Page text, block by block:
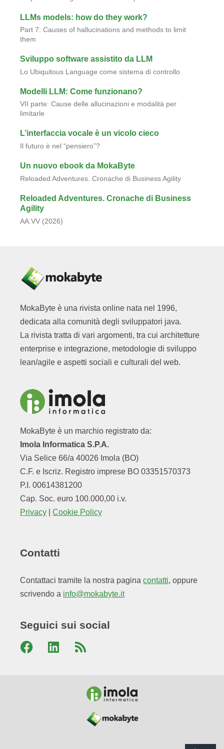
LLMs models: how do they work?
Part 7: Causes of hallucinations and methods to limit
them
Sviluppo software assistito da LLM
Lo Ubiquitous Language come sistema di controllo
Modelli LLM: Come funzionano?
VII parte: Cause delle allucinazioni e modalità per
limitarle
L’interfaccia vocale è un vicolo cieco
Il futuro è nel “pensiero”?
Un nuovo ebook da MokaByte
Reloaded Adventures. Cronache di Business Agility
Reloaded Adventures. Cronache di Business
Agility
AA.VV (2026)
MokaByte è una rivista online nata nel 1996,
dedicata alla comunità degli sviluppatori java.
La rivista tratta di vari argomenti, tra cui architetture
enterprise e integrazione, metodologie di sviluppo
lean/agile e aspetti sociali e culturali del web.
MokaByte è un marchio registrato da:
Imola Informatica S.P.A.
Via Selice 66/a 40026 Imola (BO)
C.F. e Iscriz. Registro imprese BO 03351570373
P.I. 00614381200
Cap. Soc. euro 100.000,00 i.v.
Privacy
Cookie Policy
Contatti
Contattaci tramite la nostra pagina contatti, oppure
scrivendo a info@mokabyte.it
Seguici sui social